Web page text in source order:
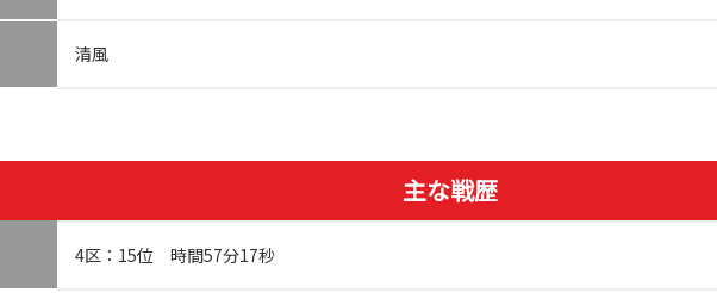
清風
主な戦歴
4区：15位 時間57分17秒